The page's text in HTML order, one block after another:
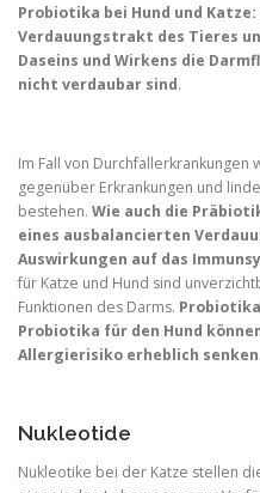
Probiotika bei Hund und
Verdauungstrakt des Tieres
Daseins und Wirkens die
nicht verdaubar sind.
Im Fall von
gegenüber Erkrankungen und
bestehen. Wie auch die
eines ausbalancierten
Auswirkungen auf das
für Katze und Hund sind
Funktionen des Darms.
Probiotika für den Hund
Allergierisiko erheblich senken
Nukleotide
Nukleotike bei der Katze stellen